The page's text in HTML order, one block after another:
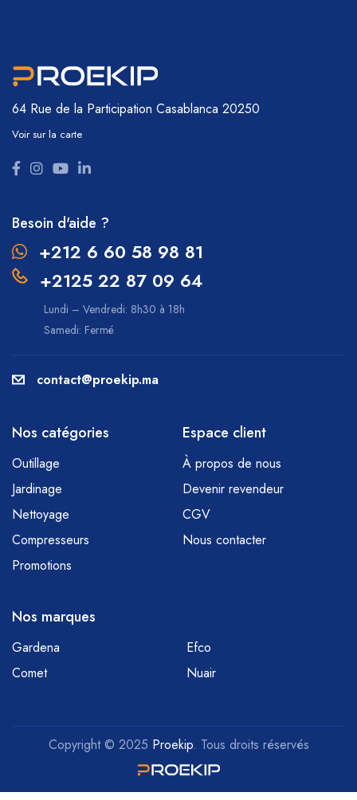
64 Rue de la Participation Casablanca 20250
Voir sur la carte
Besoin d'aide ?
+212 6 60 58 98 81
+2125 22 87 09 64
Lundi – Vendredi: 8h30 à 18h
Samedi: Fermé
contact@proekip.ma
Nos catégories
Outillage
Jardinage
Nettoyage
Compresseurs
Promotions
Espace client
À propos de nous
Devenir revendeur
CGV
Nous contacter
Nos marques
Gardena
Efco
Comet
Nuair
Copyright © 2025 Proekip. Tous droits réservés